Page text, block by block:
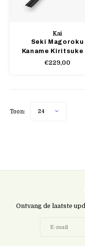
Kai
Seki Magoroku
Kaname Kiritsuke
cm
€229,00
Toon: 24
Ontvang de laatste